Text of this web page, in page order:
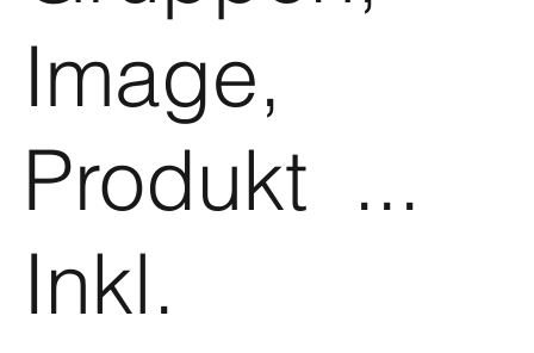
Image,
Produkt ...
Inkl.